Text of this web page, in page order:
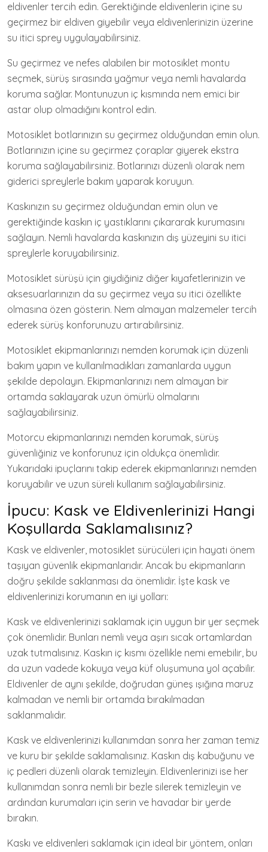
eldivenler tercih edin. Gerektiğinde eldivenlerin içine su
geçirmez bir eldiven giyebilir veya eldivenlerinizin üzerine
su itici sprey uygulayabilirsiniz.
Su geçirmez ve nefes alabilen bir motosiklet montu
seçmek, sürüş sırasında yağmur veya nemli havalarda
koruma sağlar. Montunuzun iç kısmında nem emici bir
astar olup olmadığını kontrol edin.
Motosiklet botlarınızın su geçirmez olduğundan emin olun.
Botlarınızın içine su geçirmez çoraplar giyerek ekstra
koruma sağlayabilirsiniz. Botlarınızı düzenli olarak nem
giderici spreylerle bakım yaparak koruyun.
Kaskınızın su geçirmez olduğundan emin olun ve
gerektiğinde kaskın iç yastıklarını çıkararak kurumasını
sağlayın. Nemli havalarda kaskınızın dış yüzeyini su itici
spreylerle koruyabilirsiniz.
Motosiklet sürüşü için giydiğiniz diğer kıyafetlerinizin ve
aksesuarlarınızın da su geçirmez veya su itici özellikte
olmasına özen gösterin. Nem almayan malzemeler tercih
ederek sürüş konforunuzu artırabilirsiniz.
Motosiklet ekipmanlarınızı nemden korumak için düzenli
bakım yapın ve kullanılmadıkları zamanlarda uygun
şekilde depolayın. Ekipmanlarınızı nem almayan bir
ortamda saklayarak uzun ömürlü olmalarını
sağlayabilirsiniz.
Motorcu ekipmanlarınızı nemden korumak, sürüş
güvenliğiniz ve konforunuz için oldukça önemlidir.
Yukarıdaki ipuçlarını takip ederek ekipmanlarınızı nemden
koruyabilir ve uzun süreli kullanım sağlayabilirsiniz.
İpucu: Kask ve Eldivenlerinizi Hangi
Koşullarda Saklamalısınız?
Kask ve eldivenler, motosiklet sürücüleri için hayati önem
taşıyan güvenlik ekipmanlarıdır. Ancak bu ekipmanların
doğru şekilde saklanması da önemlidir. İşte kask ve
eldivenlerinizi korumanın en iyi yolları:
Kask ve eldivenlerinizi saklamak için uygun bir yer seçmek
çok önemlidir. Bunları nemli veya aşırı sıcak ortamlardan
uzak tutmalısınız. Kaskın iç kısmı özellikle nemi emebilir, bu
da uzun vadede kokuya veya küf oluşumuna yol açabilir.
Eldivenler de aynı şekilde, doğrudan güneş ışığına maruz
kalmadan ve nemli bir ortamda bırakılmadan
saklanmalıdır.
Kask ve eldivenlerinizi kullanımdan sonra her zaman temiz
ve kuru bir şekilde saklamalısınız. Kaskın dış kabuğunu ve
iç pedleri düzenli olarak temizleyin. Eldivenlerinizi ise her
kullanımdan sonra nemli bir bezle silerek temizleyin ve
ardından kurumaları için serin ve havadar bir yerde
bırakın.
Kaskı ve eldivenleri saklamak için ideal bir yöntem, onları